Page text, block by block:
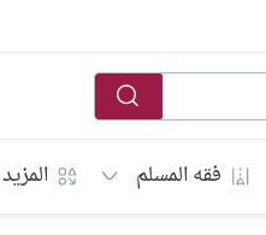
فقه المسلم المزيد